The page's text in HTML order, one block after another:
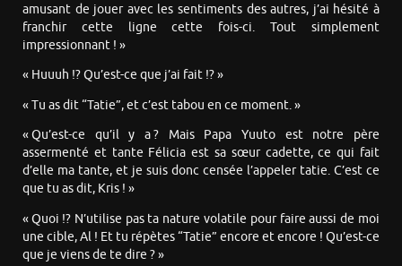
amusant de jouer avec les sentiments des autres, j’ai hésité à
franchir cette ligne cette fois-ci. Tout simplement
impressionnant ! »
« Huuuh !? Qu’est-ce que j’ai fait !? »
« Tu as dit “Tatie”, et c’est tabou en ce moment. »
« Qu’est-ce qu’il y a ? Mais Papa Yuuto est notre père
assermenté et tante Félicia est sa sœur cadette, ce qui fait
d’elle ma tante, et je suis donc censée l’appeler tatie. C’est ce
que tu as dit, Kris ! »
« Quoi !? N’utilise pas ta nature volatile pour faire aussi de moi
une cible, Al ! Et tu répètes “Tatie” encore et encore ! Qu’est-ce
que je viens de te dire ? »